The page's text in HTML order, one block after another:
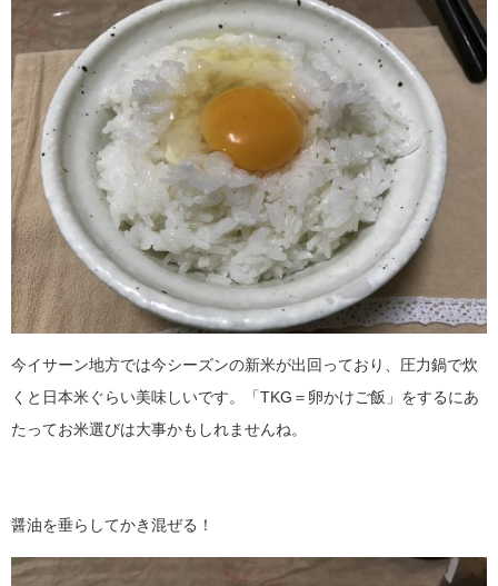
今イサーン地方では今シーズンの新米が出回っており、圧力鍋で炊
くと日本米ぐらい美味しいです。「TKG＝卵かけご飯」をするにあ
たってお米選びは大事かもしれませんね。
醤油を垂らしてかき混ぜる！